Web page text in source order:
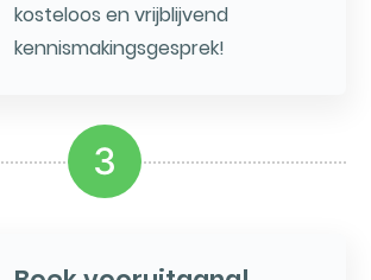
kosteloos en vrijblijvend
kennismakingsgesprek!
3